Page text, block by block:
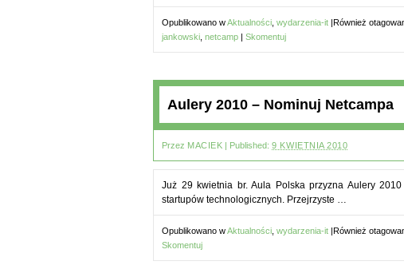
Opublikowano wAktualności wydarzenia-it |Również
jankowski netcamp | Skomentuj
Aulery 2010 – Nominuj Netcampa
Przez MACIEK | Published:9 KWIETNIA 2010
Już 29 kwietnia br. Aula Polska przyzna Aulery
startupów technologicznych. Przejrzyste …
Opublikowano wAktualności wydarzenia-it |Również
Skomentuj